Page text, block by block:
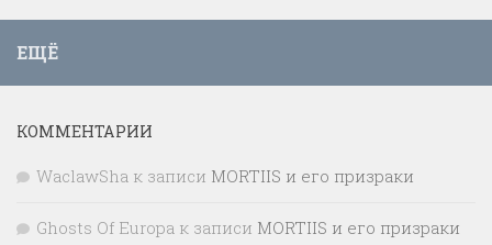
ЕЩЁ
КОММЕНТАРИИ
WaclawSha к записи MORTIIS и его призраки
Ghosts Of Europa к записи MORTIIS и его призраки